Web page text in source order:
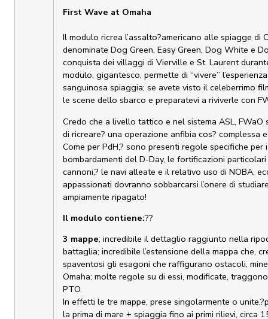
First Wave at Omaha
Il modulo ricrea l’assalto?americano alle spiagge di
denominate Dog Green, Easy Green, Dog White e
conquista dei villaggi di Vierville e St. Laurent
modulo, gigantesco, permette di “vivere”
sanguinosa spiaggia; se avete visto il celeberrimo
le scene dello sbarco e preparatevi a riviverle con
Credo che a livello tattico e nel sistema ASL, FWaO
di ricreare? una operazione anfibia cos? complessa
Come per PdH,? sono presenti regole specifiche
bombardamenti del D-Day, le fortificazioni
cannoni,? le navi alleate e il relativo uso di NOBA,
appassionati dovranno sobbarcarsi l’onere di
ampiamente ripagato!
Il modulo contiene:??
3 mappe; incredibile il dettaglio raggiunto nella
battaglia; incredibile l’estensione della mappa che,
spaventosi gli esagoni che raffigurano ostacoli,
Omaha; molte regole su di essi, modificate,
PTO.
In effetti le tre mappe, prese singolarmente o
la prima di mare + spiaggia fino ai primi rilievi, circa